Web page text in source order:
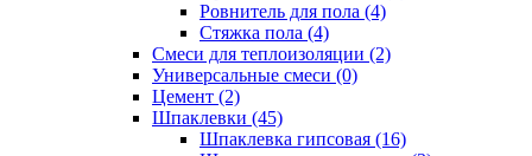
Ровнитель для пола (4)
Стяжка пола (4)
Смеси для теплоизоляции (2)
Универсальные смеси (0)
Цемент (2)
Шпаклевки (45)
Шпаклевка гипсовая (16)